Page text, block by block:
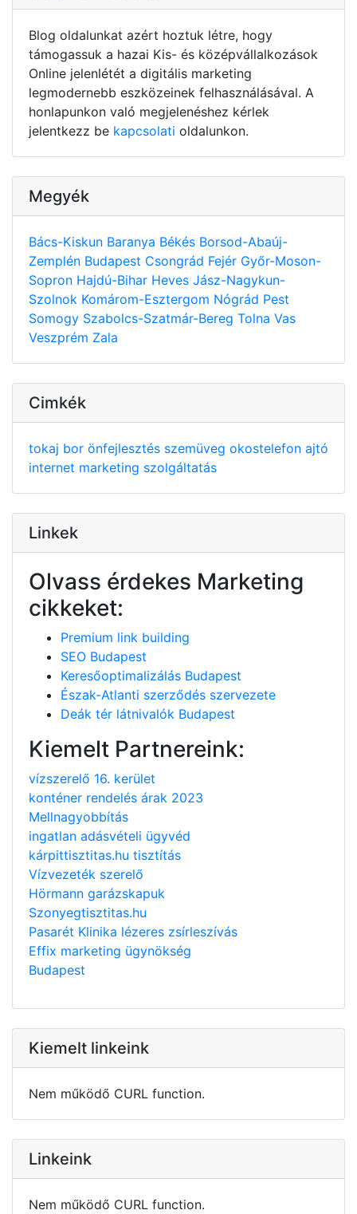
Blog oldalunkat azért hoztuk létre, hogy
támogassuk a hazai Kis- és középvállalkozások
Online jelenlétét a digitális marketing
legmodernebb eszközeinek felhasználásával. A
honlapunkon való megjelenéshez kérlek
jelentkezz be kapcsolati oldalunkon.
Megyék
Bács-Kiskun Baranya Békés Borsod-Abaúj-
Zemplén Budapest Csongrád Fejér Győr-Moson-
Sopron Hajdú-Bihar Heves Jász-Nagykun-
Szolnok Komárom-Esztergom Nógrád Pest
Somogy Szabolcs-Szatmár-Bereg Tolna Vas
Veszprém Zala
Cimkék
tokaj bor önfejlesztés szemüveg okostelefon ajtó
internet marketing szolgáltatás
Linkek
Olvass érdekes Marketing
cikkeket:
Premium link building
SEO Budapest
Keresőoptimalizálás Budapest
Észak-Atlanti szerződés szervezete
Deák tér látnivalók Budapest
Kiemelt Partnereink:
vízszerelő 16. kerület
konténer rendelés árak 2023
Mellnagyobbítás
ingatlan adásvételi ügyvéd
kárpittisztitas.hu tisztítás
Vízvezeték szerelő
Hörmann garázskapuk
Szonyegtisztitas.hu
Pasarét Klinika lézeres zsírleszívás
Effix marketing ügynökség
Budapest
Kiemelt linkeink
Nem működő CURL function.
Linkeink
Nem működő CURL function.